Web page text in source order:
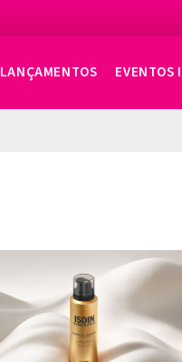
LANÇAMENTOS EVENTOS